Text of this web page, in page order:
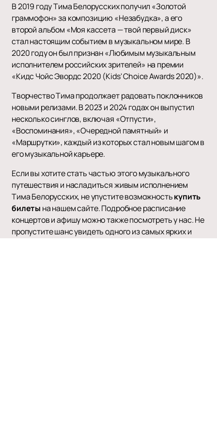
В 2019 году Тима Белорусских получил «Золотой
граммофон» за композицию «Незабудка», а его
второй альбом «Моя кассета — твой первый диск»
стал настоящим событием в музыкальном мире. В
2020 году он был признан «Любимым музыкальным
исполнителем российских зрителей» на премии
«Кидс Чойс Эвордс 2020 (Kids' Choice Awards 2020)».
Творчество Тима продолжает радовать поклонников
новыми релизами. В 2023 и 2024 годах он выпустил
несколько синглов, включая «Отпусти»,
«Воспоминания», «Очередной памятный» и
«Маршрутки», каждый из которых стал новым шагом в
его музыкальной карьере.
Если вы хотите стать частью этого музыкального
путешествия и насладиться живым исполнением
Тима Белорусских, не упустите возможностькупить
билеты на нашем сайте. Подробное расписание
концертов и афишу можно также посмотреть у нас. Не
пропустите шанс увидеть одного из самых ярких и